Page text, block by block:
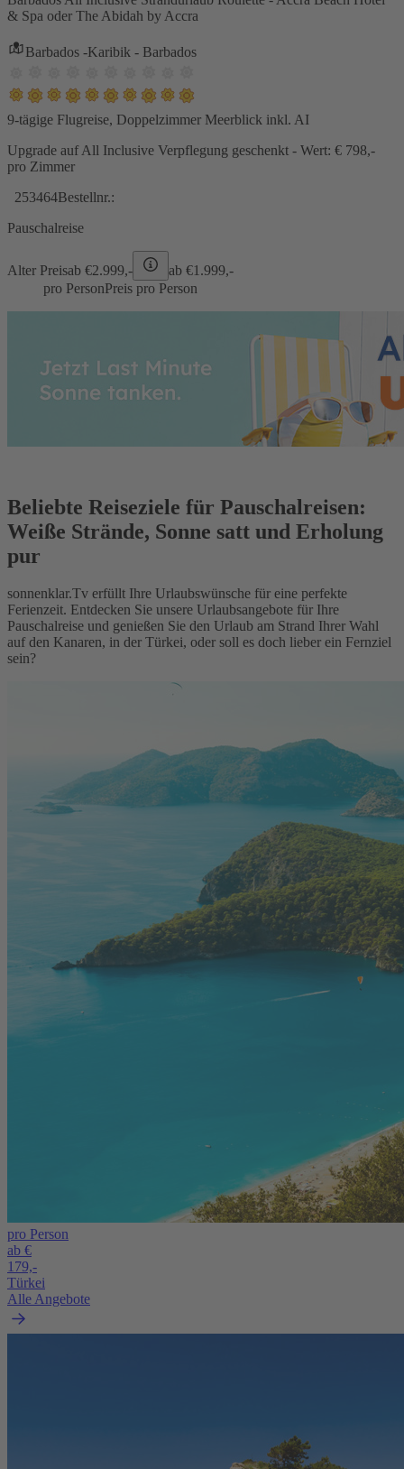
& Spa oder The Abidah by Accra
Barbados -Karibik - Barbados
9-tägige Flugreise, Doppelzimmer Meerblick inkl. AI
Upgrade auf All Inclusive Verpflegung geschenkt - Wert: € 798,-
pro Zimmer
253464Bestellnr.:
Pauschalreise
Alter Preisab €2.999,- ab €1.999,-
pro PersonPreis pro Person
Beliebte Reiseziele für Pauschalreisen:
Weiße Strände, Sonne satt und Erholung
pur
sonnenklar.Tv erfüllt Ihre Urlaubswünsche für eine perfekte
Ferienzeit. Entdecken Sie unsere Urlaubsangebote für Ihre
Pauschalreise und genießen Sie den Urlaub am Strand Ihrer Wahl
auf den Kanaren, in der Türkei, oder soll es doch lieber ein Fernziel
sein?
pro Person
ab €
179,-
Türkei
Alle Angebote